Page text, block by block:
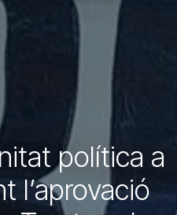
política a
l’aprovació